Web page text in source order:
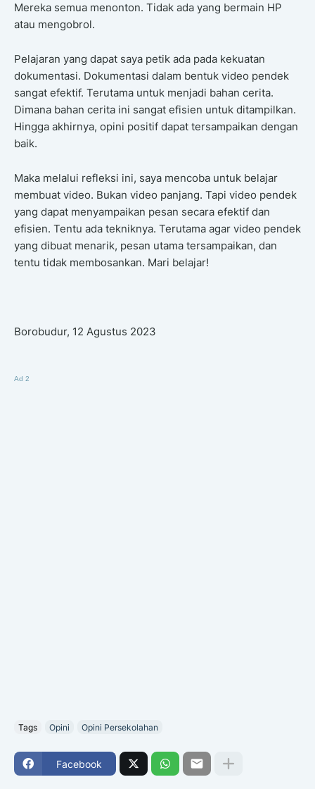
Mereka semua menonton. Tidak ada yang bermain HP
atau mengobrol.
Pelajaran yang dapat saya petik ada pada kekuatan
dokumentasi. Dokumentasi dalam bentuk video pendek
sangat efektif. Terutama untuk menjadi bahan cerita.
Dimana bahan cerita ini sangat efisien untuk ditampilkan.
Hingga akhirnya, opini positif dapat tersampaikan dengan
baik.
Maka melalui refleksi ini, saya mencoba untuk belajar
membuat video. Bukan video panjang. Tapi video pendek
yang dapat menyampaikan pesan secara efektif dan
efisien. Tentu ada tekniknya. Terutama agar video pendek
yang dibuat menarik, pesan utama tersampaikan, dan
tentu tidak membosankan. Mari belajar!
Borobudur, 12 Agustus 2023
Ad 2
Tags Opini Opini Persekolahan
Facebook